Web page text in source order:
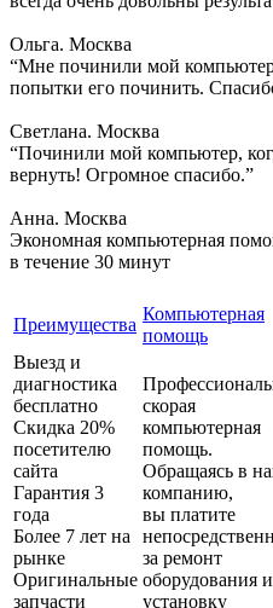
Ольга. Москва
“Мне починили мой
попытки его починить.
Светлана. Москва
“Починили мой компьютер,
вернуть! Огромное спасибо.”
Анна. Москва
Экономная компьютерная
в течение 30 минут
Преимущества
Компьютерная
помощь
Выезд и
диагностика
бесплатно
Скидка 20%
посетителю
сайта
Гарантия 3
года
Более 7 лет на
рынке
Оригинальные
запчасти
скорая
компьютерная
помощь.
Обращаясь в
компанию,
вы платите
за ремонт
оборудования и
установку